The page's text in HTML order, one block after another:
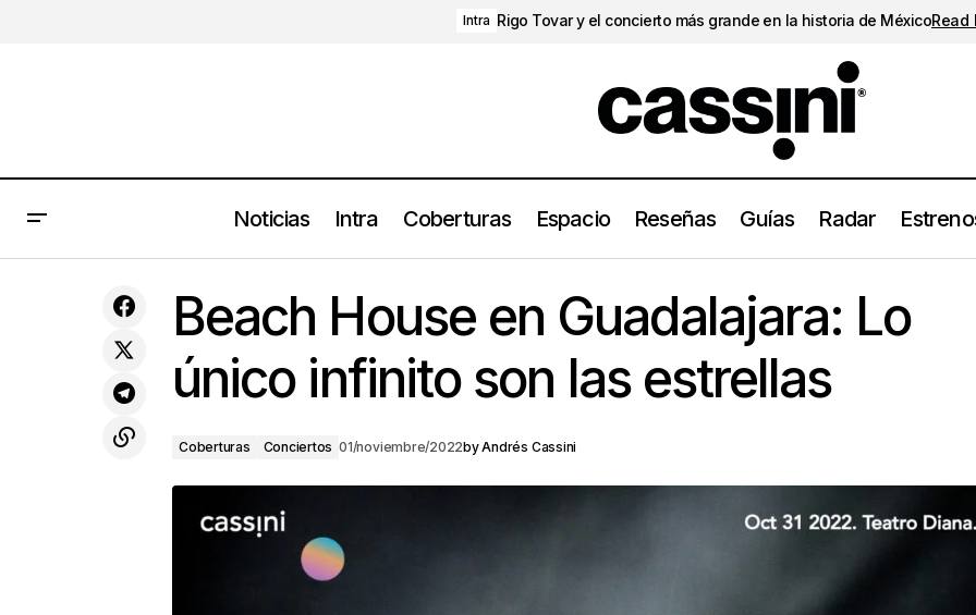
Intra Rigo Tovar y el concierto más grande en la historia de MéxicoRead
Noticias Intra Coberturas Espacio Reseñas Guías Radar
Moderat, M.I.A., Jamie xx,
L'impératrice y más
Beach House en Guadalajara: Lo único infinito son
Beach House en Guadalajara: Lo
único infinito son las estrellas
Coberturas Conciertos 01/noviembre/2022byAndrés Cassini